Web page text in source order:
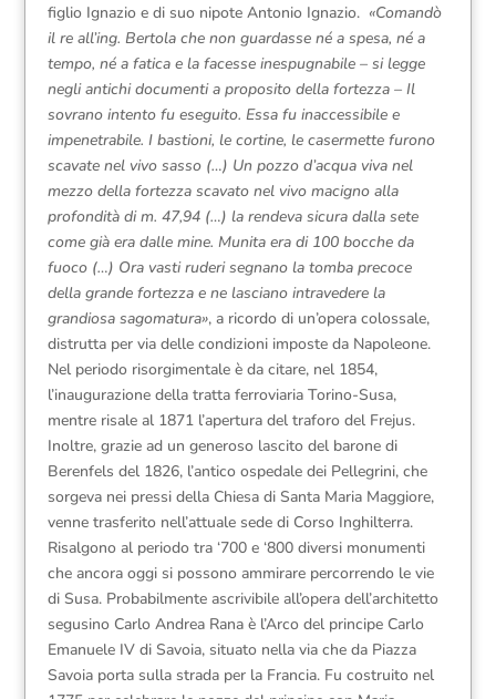
figlio Ignazio e di suo nipote Antonio Ignazio. «Comandò
il re all’ing. Bertola che non guardasse né a spesa, né a
tempo, né a fatica e la facesse inespugnabile – si legge
negli antichi documenti a proposito della fortezza – Il
sovrano intento fu eseguito. Essa fu inaccessibile e
impenetrabile. I bastioni, le cortine, le casermette furono
scavate nel vivo sasso (…) Un pozzo d’acqua viva nel
mezzo della fortezza scavato nel vivo macigno alla
profondità di m. 47,94 (…) la rendeva sicura dalla sete
come già era dalle mine. Munita era di 100 bocche da
fuoco (…) Ora vasti ruderi segnano la tomba precoce
della grande fortezza e ne lasciano intravedere la
grandiosa sagomatura», a ricordo di un’opera colossale,
distrutta per via delle condizioni imposte da Napoleone.
Nel periodo risorgimentale è da citare, nel 1854,
l’inaugurazione della tratta ferroviaria Torino-Susa,
mentre risale al 1871 l’apertura del traforo del Frejus.
Inoltre, grazie ad un generoso lascito del barone di
Berenfels del 1826, l’antico ospedale dei Pellegrini, che
sorgeva nei pressi della Chiesa di Santa Maria Maggiore,
venne trasferito nell’attuale sede di Corso Inghilterra.
Risalgono al periodo tra ‘700 e ‘800 diversi monumenti
che ancora oggi si possono ammirare percorrendo le vie
di Susa. Probabilmente ascrivibile all’opera dell’architetto
segusino Carlo Andrea Rana è l’Arco del principe Carlo
Emanuele IV di Savoia, situato nella via che da Piazza
Savoia porta sulla strada per la Francia. Fu costruito nel